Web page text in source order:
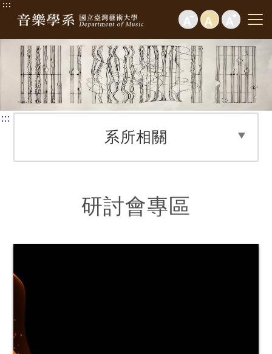
:::
:::
系所相關
研討會專區